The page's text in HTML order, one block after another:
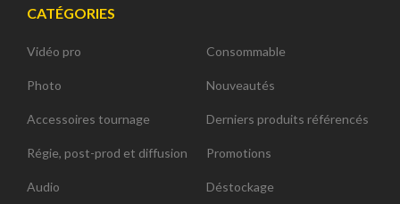
CATÉGORIES
Vidéo pro
Photo
Accessoires tournage
Régie, post-prod et diffusion
Audio
Consommable
Nouveautés
Derniers produits référencés
Promotions
Déstockage